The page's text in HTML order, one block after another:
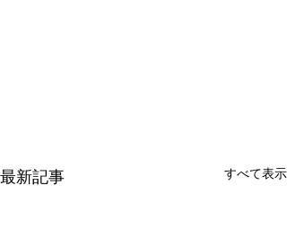
最新記事 すべて表示